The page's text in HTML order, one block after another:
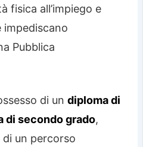
fisica all’impiego e
impediscano
Pubblica
di undiploma di
di secondo grado,
un percorso